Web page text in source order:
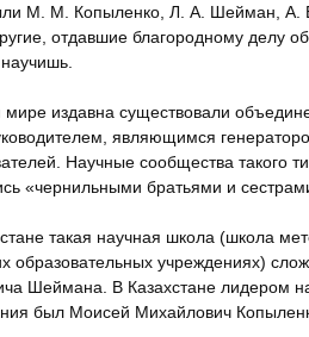
М. М. Копыленко, Л. А. Шейман, А.
отдавшие благородному делу
мире издавна существовали
являющимся
Научные сообщества такого
«чернильными братьями и
такая научная школа (школа
образовательных учреждениях)
Шеймана. В Казахстане лидером
был Моисей Михайлович